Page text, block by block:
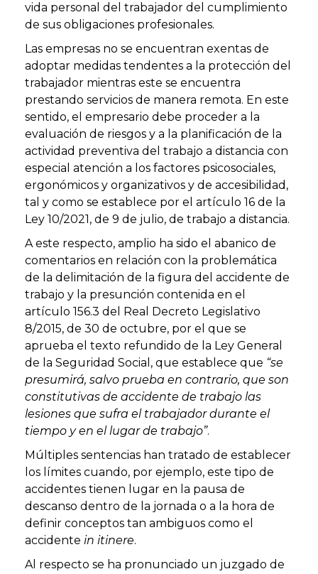
vida personal del trabajador del cumplimiento
de sus obligaciones profesionales.
Las empresas no se encuentran exentas de
adoptar medidas tendentes a la protección del
trabajador mientras este se encuentra
prestando servicios de manera remota. En este
sentido, el empresario debe proceder a la
evaluación de riesgos y a la planificación de la
actividad preventiva del trabajo a distancia con
especial atención a los factores psicosociales,
ergonómicos y organizativos y de accesibilidad,
tal y como se establece por el artículo 16 de la
Ley 10/2021, de 9 de julio, de trabajo a distancia.
A este respecto, amplio ha sido el abanico de
comentarios en relación con la problemática
de la delimitación de la figura del accidente de
trabajo y la presunción contenida en el
artículo 156.3 del Real Decreto Legislativo
8/2015, de 30 de octubre, por el que se
aprueba el texto refundido de la Ley General
de la Seguridad Social, que establece que “se
presumirá, salvo prueba en contrario, que son
constitutivas de accidente de trabajo las
lesiones que sufra el trabajador durante el
tiempo y en el lugar de trabajo”.
Múltiples sentencias han tratado de establecer
los límites cuando, por ejemplo, este tipo de
accidentes tienen lugar en la pausa de
descanso dentro de la jornada o a la hora de
definir conceptos tan ambiguos como el
accidente in itinere.
Al respecto se ha pronunciado un juzgado de